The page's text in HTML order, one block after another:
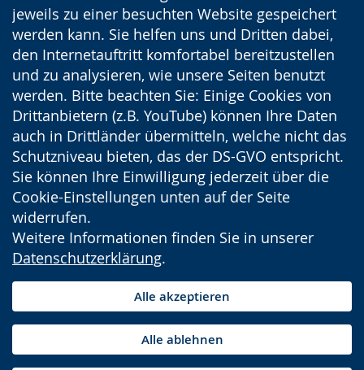
jeweils zu einer besuchten Website gespeichert
werden kann. Sie helfen uns und Dritten dabei,
den Internetauftritt komfortabel bereitzustellen
und zu analysieren, wie unsere Seiten benutzt
werden. Bitte beachten Sie: Einige Cookies von
Drittanbietern (z.B. YouTube) können Ihre Daten
auch in Drittländer übermitteln, welche nicht das
Schutzniveau bieten, das der DS-GVO entspricht.
Sie können Ihre Einwilligung jederzeit über die
Cookie-Einstellungen unten auf der Seite
widerrufen.
Weitere Informationen finden Sie in unserer
Datenschutzerklärung.
Alle akzeptieren
Alle ablehnen